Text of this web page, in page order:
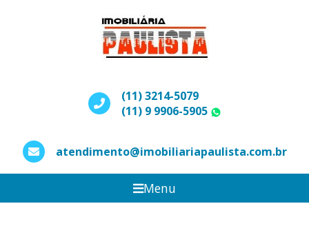
(11) 3214-5079
(11) 9 9906-5905
atendimento@imobiliariapaulista.com.br
Menu